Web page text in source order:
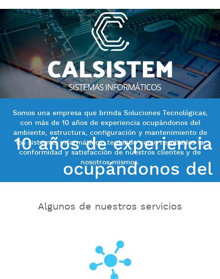
10 años de experiencia
ocupándonos del
mantenimiento de los
sistemas informáticos
Somos una empresa que brinda Soluciones Tecnológicas,
con más de 10 años de experiencia ocupándonos del
ambiente, estructura, configuración y mantenimiento de
los sistemas informáticos; teniendo como resultados la
conformidad y satisfacción de nuestros clientes y de
nosotros mismos.
Algunos de nuestros servicios